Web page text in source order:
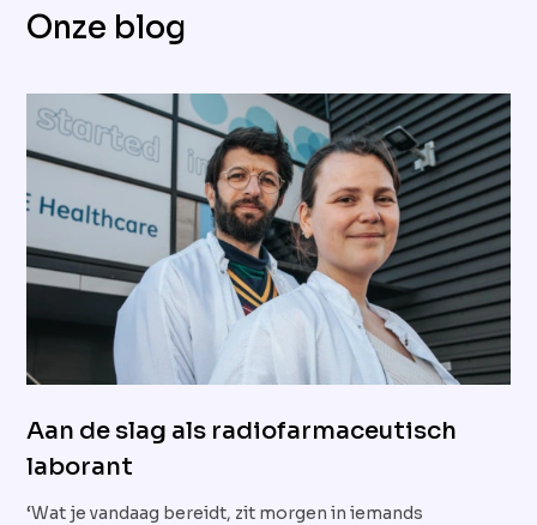
Onze blog
Aan de slag als radiofarmaceutisch
laborant
‘Wat je vandaag bereidt, zit morgen in iemands